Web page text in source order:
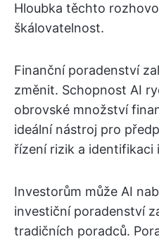
Hloubka těchto
škálovatelnost.
Finanční poradenství
změnit. Schopnost AI
obrovské množství
ideální nástroj pro
řízení rizik a
Investorům může AI
investiční poradenství
tradičních poradců.